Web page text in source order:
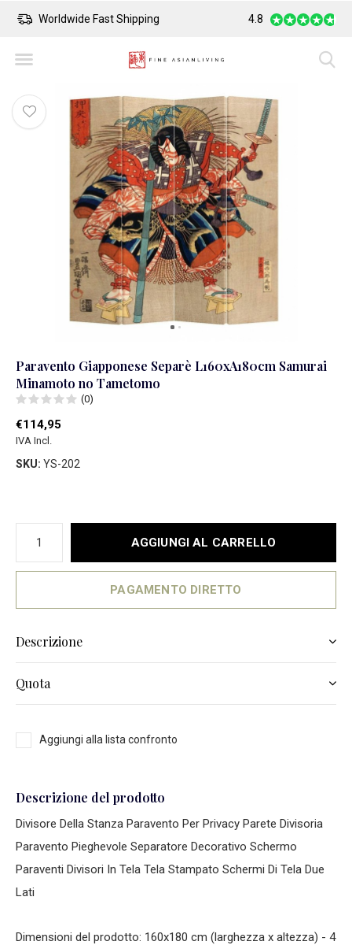
Worldwide Fast Shipping Safe Payment
4.8
Paravento Giapponese Separè L160xA180cm Samurai
Minamoto no Tametomo
(0)
€114,95
IVA Incl.
SKU: YS-202
AGGIUNGI AL CARRELLO
PAGAMENTO DIRETTO
Descrizione
Quota
Aggiungi alla lista confronto
Descrizione del prodotto
Divisore Della Stanza Paravento Per Privacy Parete Divisoria
Paravento Pieghevole Separatore Decorativo Schermo
Paraventi Divisori In Tela Tela Stampato Schermi Di Tela Due
Lati
Dimensioni del prodotto: 160x180 cm (larghezza x altezza) - 4